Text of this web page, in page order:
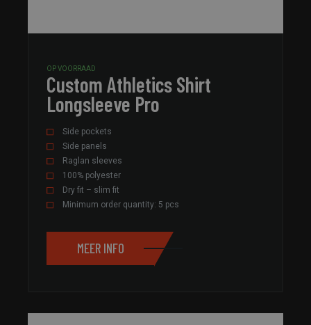
OP VOORRAAD
Custom Athletics Shirt
Longsleeve Pro
Side pockets
Side panels
Raglan sleeves
100% polyester
Dry fit – slim fit
Minimum order quantity: 5 pcs
MEER INFO